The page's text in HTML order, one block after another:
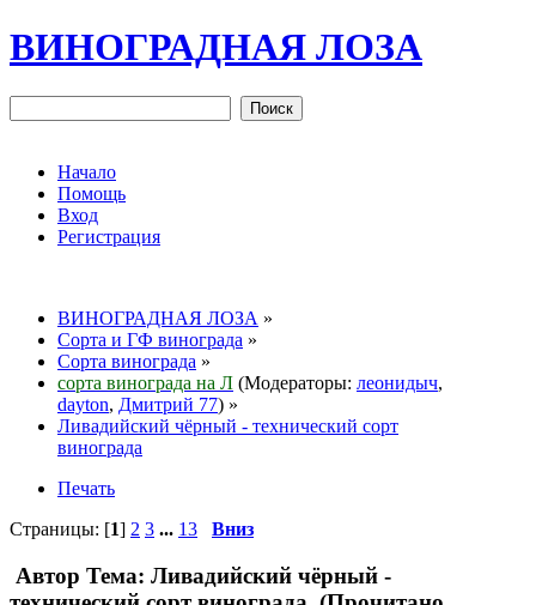
ВИНОГРАДНАЯ ЛОЗА
Начало
Помощь
Вход
Регистрация
ВИНОГРАДНАЯ ЛОЗА »
Сорта и ГФ винограда »
Сорта винограда »
сорта винограда на Л (Модераторы: леонидыч,
dayton, Дмитрий 77) »
Ливадийский чёрный - технический сорт
винограда
Печать
Страницы: [1] 2 3 ... 13 Вниз
Автор Тема: Ливадийский чёрный -